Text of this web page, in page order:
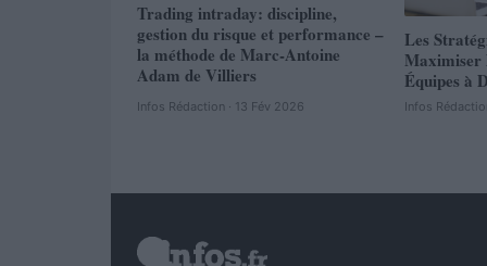
Trading intraday: discipline,
gestion du risque et performance –
la méthode de Marc-Antoine
Adam de Villiers
Infos Rédaction · 13 Fév 2026
Les
Maximiser
Équipes à
Infos